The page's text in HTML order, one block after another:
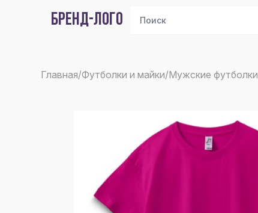
БРЕНД-ЛОГО
Главная/Футболки и майки/Мужские футболки